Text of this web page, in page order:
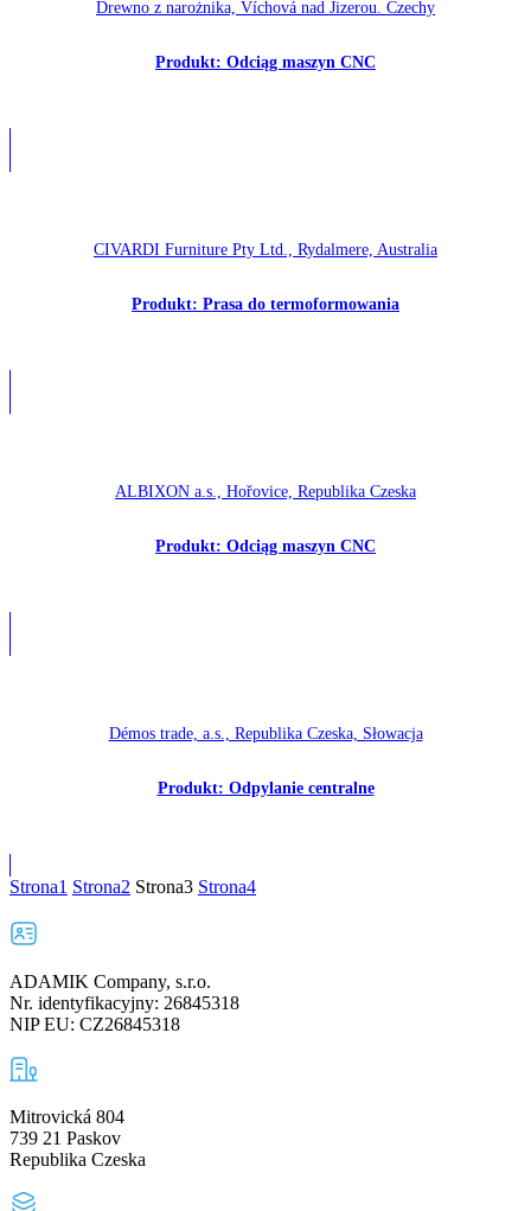
Drewno z narożnika, Víchová nad Jizerou. Czechy
Produkt: Odciąg maszyn CNC
CIVARDI Furniture Pty Ltd., Rydalmere, Australia
Produkt: Prasa do termoformowania
ALBIXON a.s., Hořovice, Republika Czeska
Produkt: Odciąg maszyn CNC
Démos trade, a.s., Republika Czeska, Słowacja
Produkt: Odpylanie centralne
Strona1 Strona2 Strona3 Strona4
ADAMIK Company, s.r.o.
Nr. identyfikacyjny: 26845318
NIP EU: CZ26845318
Mitrovická 804
739 21 Paskov
Republika Czeska